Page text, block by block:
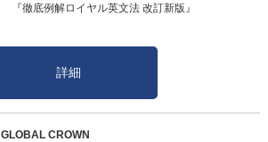
『徹底例解ロイヤル英文法 改訂新版』
詳細
GLOBAL CROWN